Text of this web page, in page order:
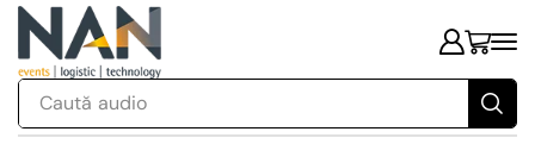
Caută audio